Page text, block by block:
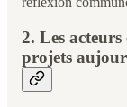
2. Les
projets